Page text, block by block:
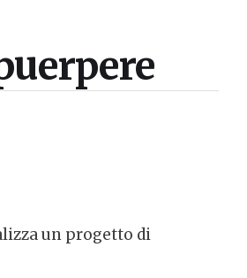
un progetto di